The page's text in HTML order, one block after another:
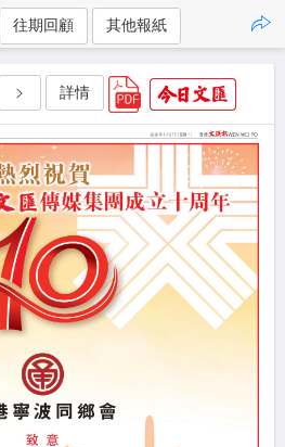
往期回顧 其他報紙
詳情